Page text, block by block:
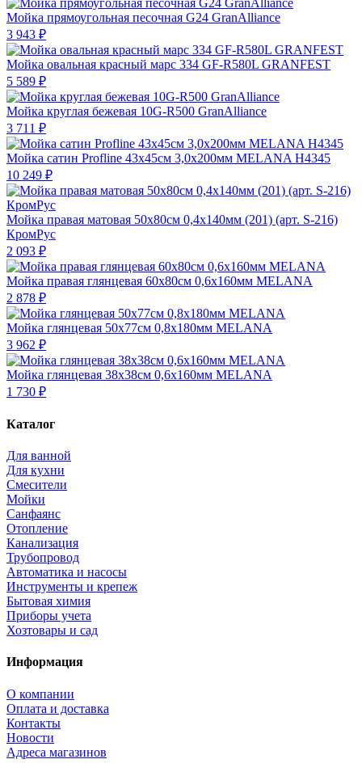
Мойка прямоугольная песочная G24 GranAlliance
3 943 ₽
Мойка овальная красный марс 334 GF-R580L GRANFEST
5 589 ₽
Мойка круглая бежевая 10G-R500 GranAlliance
3 711 ₽
Мойка сатин Profline 43х45см 3,0х200мм MELANA Н4345
10 249 ₽
Мойка правая матовая 50х80см 0,4х140мм (201) (арт. S-216)
КромРус
2 093 ₽
Мойка правая глянцевая 60х80см 0,6х160мм MELANA
2 878 ₽
Мойка глянцевая 50х77см 0,8х180мм MELANA
3 962 ₽
Мойка глянцевая 38х38см 0,6х160мм MELANA
1 730 ₽
Каталог
Для ванной
Для кухни
Смесители
Мойки
Санфаянс
Отопление
Канализация
Трубопровод
Автоматика и насосы
Инструменты и крепеж
Бытовая химия
Приборы учета
Хозтовары и сад
Информация
О компании
Оплата и доставка
Контакты
Новости
Адреса магазинов